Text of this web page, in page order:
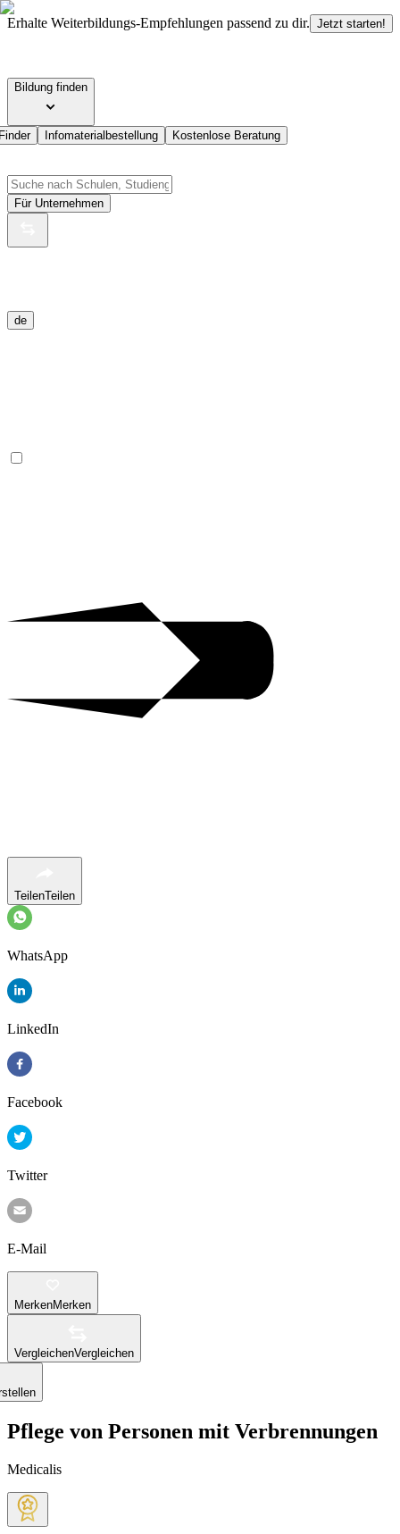
Erhalte Weiterbildungs-Empfehlungen passend zu dir. Jetzt starten!
Bildung finden
Infomaterialbestellung Kostenlose Beratung
Für Unternehmen
de
TeilenTeilen
WhatsApp
LinkedIn
Facebook
Twitter
E-Mail
MerkenMerken
VergleichenVergleichen
Pflege von Personen mit Verbrennungen
Medicalis